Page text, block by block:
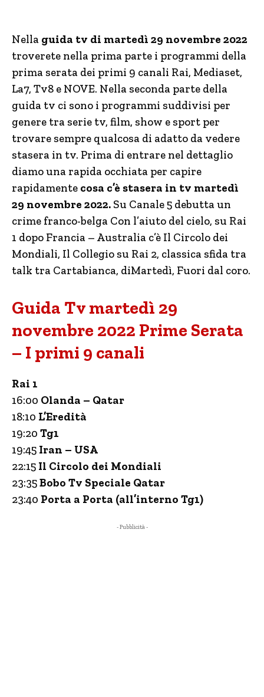
Nella guida tv di martedì 29 novembre 2022
troverete nella prima parte i programmi della
prima serata dei primi 9 canali Rai, Mediaset,
La7, Tv8 e NOVE. Nella seconda parte della
guida tv ci sono i programmi suddivisi per
genere tra serie tv, film, show e sport per
trovare sempre qualcosa di adatto da vedere
stasera in tv. Prima di entrare nel dettaglio
diamo una rapida occhiata per capire
rapidamente cosa c’è stasera in tv martedì
29 novembre 2022. Su Canale 5 debutta un
crime franco-belga Con l’aiuto del cielo, su Rai
1 dopo Francia – Australia c’è Il Circolo dei
Mondiali, Il Collegio su Rai 2, classica sfida tra
talk tra Cartabianca, diMartedì, Fuori dal coro.
Guida Tv martedì 29
novembre 2022 Prime Serata
– I primi 9 canali
Rai 1
16:00 Olanda – Qatar
18:10 L’Eredità
19:20 Tg1
19:45 Iran – USA
22:15 Il Circolo dei Mondiali
23:35Bobo Tv Speciale Qatar
23:40 Porta a Porta (all’interno Tg1)
- Pubblicità -